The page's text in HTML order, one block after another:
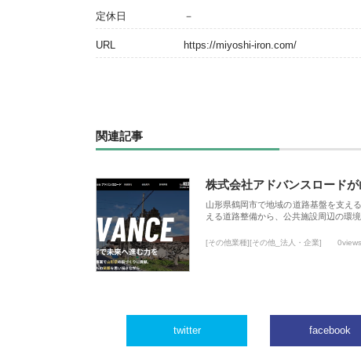
定休日 －
URL https://miyoshi-iron.com/
関連記事
株式会社アドバンスロード
山形県鶴岡市で地域の道路基盤を支え
える道路整備から、公共施設周辺の環
[その他業種][その他_法人・企業] 0views
twitter facebook